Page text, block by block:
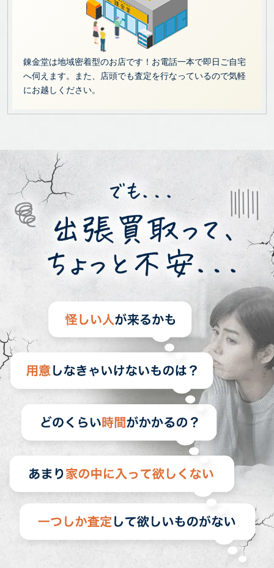
錬金堂は地域密着型のお店です！お電話一本で即日ご自宅
へ伺えます。また、店頭でも査定を行なっているので気軽
にお越しください。